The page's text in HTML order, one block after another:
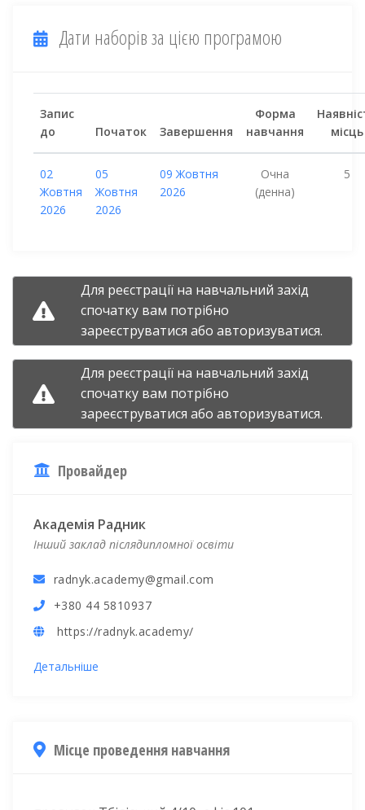
Дати наборів за цією програмою
Запис
до
Початок Завершення
Форма
навчання
місць
02
Жовтня
2026
05
Жовтня
2026
09 Жовтня
2026
Очна
(денна)
5
Для реєстрації на навчальний захід
спочатку вам потрібно
зареєструватися або авторизуватися.
Для реєстрації на навчальний захід
спочатку вам потрібно
зареєструватися або авторизуватися.
Провайдер
Академія Радник
Інший заклад післядипломної освіти
radnyk.academy@gmail.com
+380 44 5810937
https://radnyk.academy/
Детальніше
Місце проведення навчання